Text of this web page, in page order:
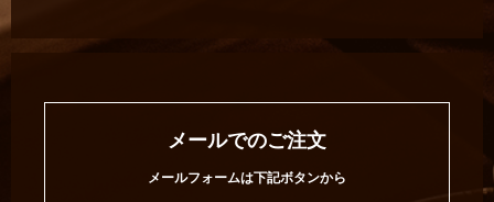
メールでのご注文
メールフォームは下記ボタンから